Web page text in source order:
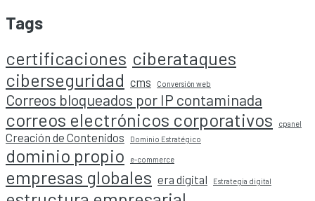
Tags
certificaciones ciberataques
ciberseguridad cms Conversión web
Correos bloqueados por IP contaminada
correos electrónicos corporativos cpanel
Creación de Contenidos Dominio Estratégico
dominio propio e-commerce
empresas globales era digital Estrategia digital